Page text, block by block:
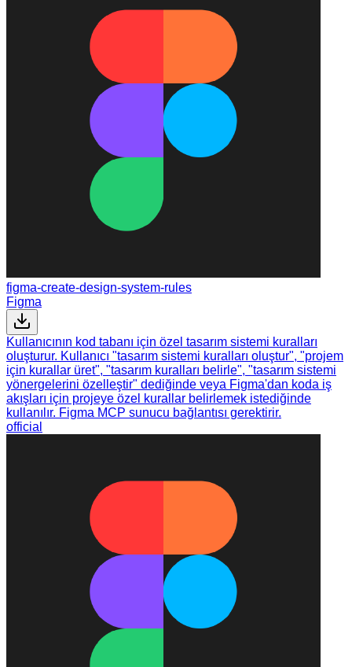
figma-create-design-system-rules
Figma
Kullanıcının kod tabanı için özel tasarım sistemi kuralları
oluşturur. Kullanıcı "tasarım sistemi kuralları oluştur", "projem
için kurallar üret", "tasarım kuralları belirle", "tasarım sistemi
yönergelerini özelleştir" dediğinde veya Figma'dan koda iş
akışları için projeye özel kurallar belirlemek istediğinde
kullanılır. Figma MCP sunucu bağlantısı gerektirir.
official